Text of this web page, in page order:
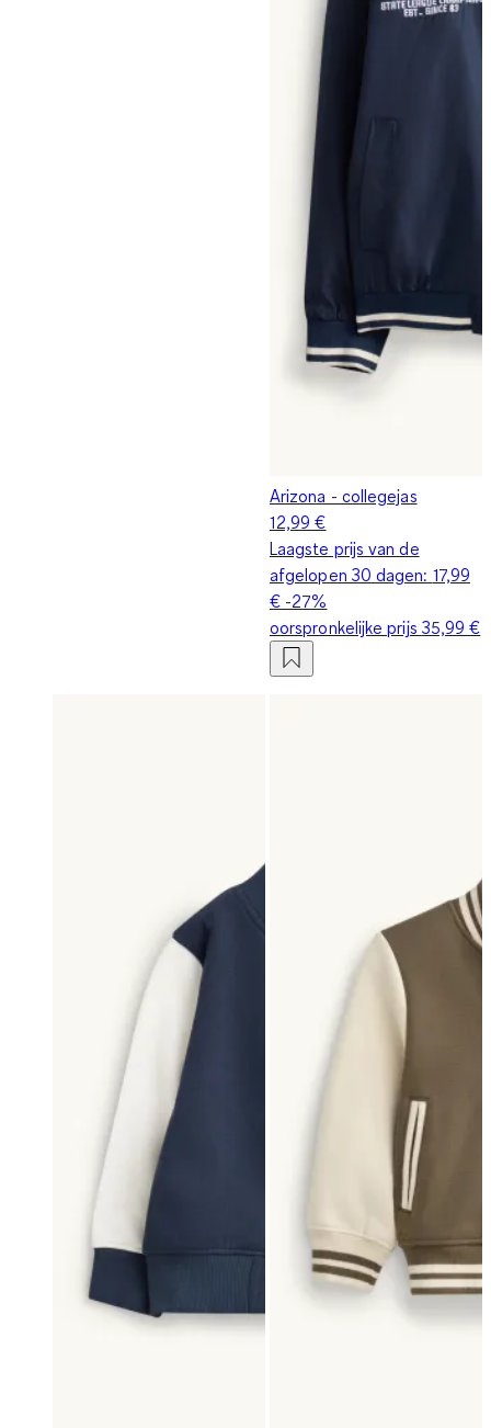
Arizona - collegejas
12,99 €
Laagste prijs van de
afgelopen 30 dagen: 17,99
€ -27%
oorspronkelijke prijs 35,99 €